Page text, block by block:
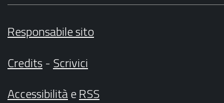
Responsabile sito
Credits- Scrivici
AccessibilitàeRSS